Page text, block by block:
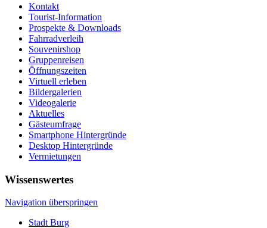
Kontakt
Tourist-Information
Prospekte & Downloads
Fahrradverleih
Souvenirshop
Gruppenreisen
Öffnungszeiten
Virtuell erleben
Bildergalerien
Videogalerie
Aktuelles
Gästeumfrage
Smartphone Hintergründe
Desktop Hintergründe
Vermietungen
Wissenswertes
Navigation überspringen
Stadt Burg